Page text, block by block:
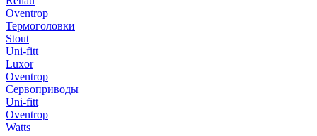
Oventrop
Термоголовки
Stout
Uni-fitt
Luxor
Oventrop
Сервоприводы
Uni-fitt
Oventrop
Watts